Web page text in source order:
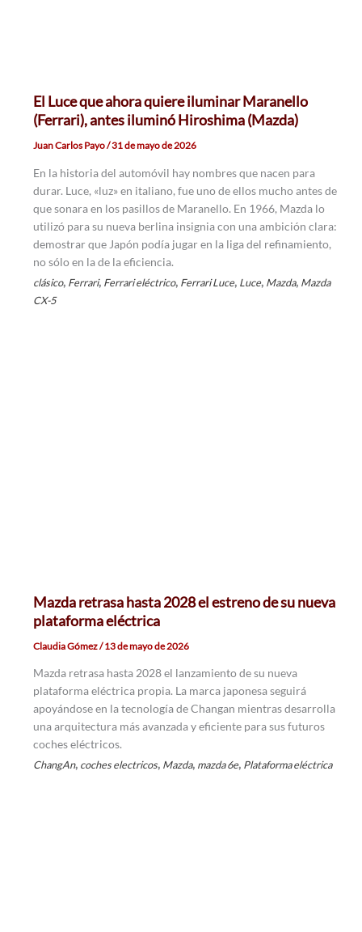
El Luce que ahora quiere iluminar Maranello
(Ferrari), antes iluminó Hiroshima (Mazda)
Juan Carlos Payo/31 de mayo de 2026
En la historia del automóvil hay nombres que nacen para
durar. Luce, «luz» en italiano, fue uno de ellos mucho antes de
que sonara en los pasillos de Maranello. En 1966, Mazda lo
utilizó para su nueva berlina insignia con una ambición clara:
demostrar que Japón podía jugar en la liga del refinamiento,
no sólo en la de la eficiencia.
clásico, Ferrari, Ferrari eléctrico, Ferrari Luce, Luce, Mazda, Mazda
CX-5
Mazda retrasa hasta 2028 el estreno de su nueva
plataforma eléctrica
Claudia Gómez/13 de mayo de 2026
Mazda retrasa hasta 2028 el lanzamiento de su nueva
plataforma eléctrica propia. La marca japonesa seguirá
apoyándose en la tecnología de Changan mientras desarrolla
una arquitectura más avanzada y eficiente para sus futuros
coches eléctricos.
ChangAn, coches electricos, Mazda, mazda 6e, Plataforma eléctrica